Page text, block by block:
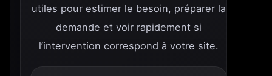
utiles pour estimer le besoin, préparer la
demande et voir rapidement si
l’intervention correspond à votre site.